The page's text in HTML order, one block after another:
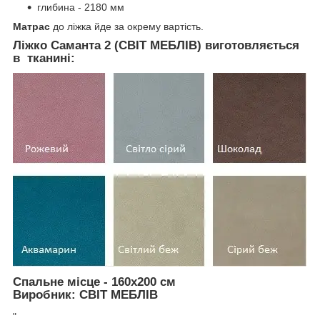
глибина - 2180 мм
Матрас до ліжка йде за окрему вартість.
Ліжко Саманта 2 (СВІТ МЕБЛІВ) виготовляється
в тканині:
Спальне місце - 160х200 см
Виробник: СВІТ МЕБЛІВ
"